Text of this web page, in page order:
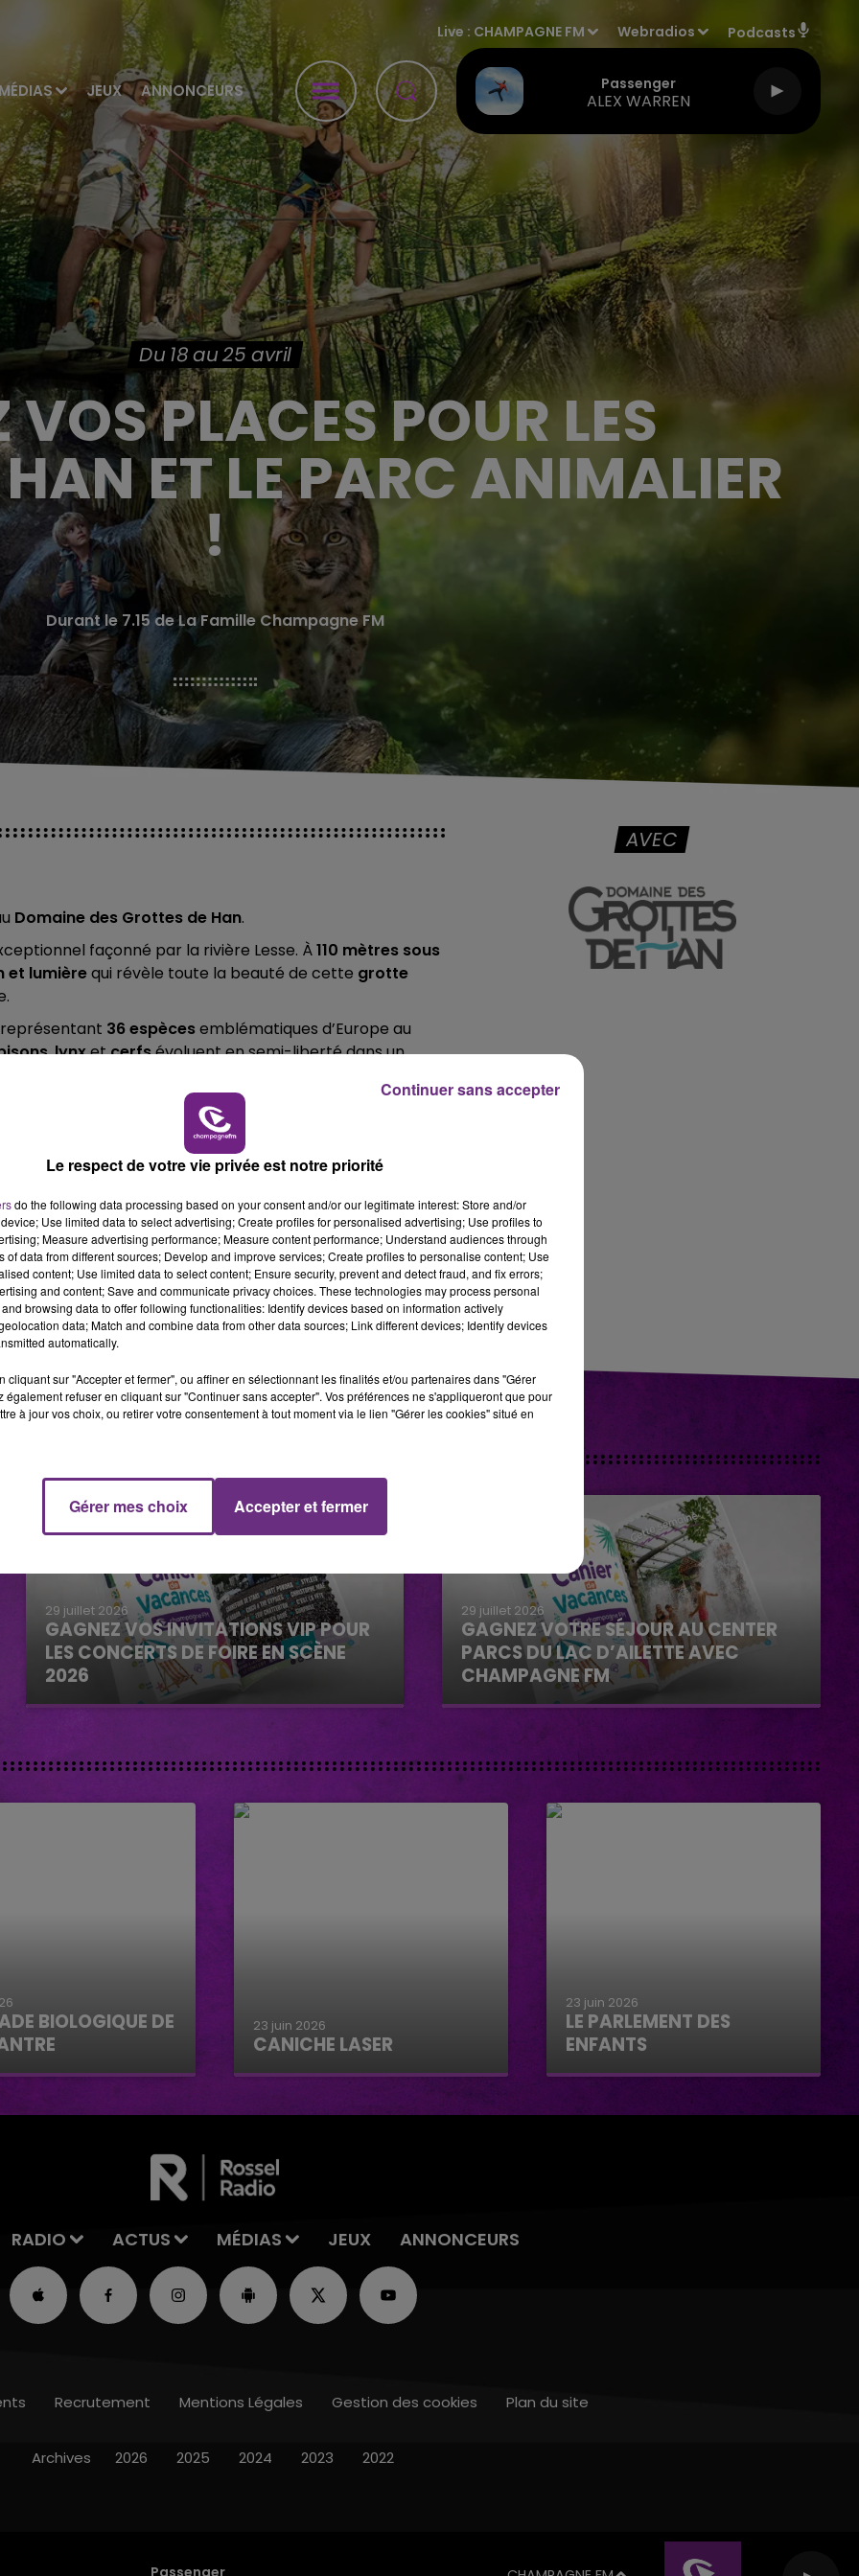
MÉDIAS JEUX ANNONCEURS
Live : CHAMPAGNE FM Webradios Podcasts
Passenger
ALEX WARREN
Du 18 au 25 avril
PLACES POUR LES
ET LE PARC ANIMALIER
!
Durant le 7.15 de La Famille Champagne FM
Domaine des Grottes de Han.
façonné par la rivière Lesse. À110 mètres sous
et lumièrequi révèle toute la beauté de cette grotte
représentant 36 espècesemblématiques d’Europe au
,lynxetcerfsévoluent en semi-liberté dans un
pour une expérience pleine de sensations, entre ciel
moment rare et magique où la nature révèle toute sa
de jeu énoncés par La Famille Champagne FM et si vous
26 47 08 08pour tenter votre chance !
AVEC
29 juillet 2026
GAGNEZ VOS INVITATIONS VIP POUR
LES CONCERTS DE FOIRE EN SCÈNE
2026
29 juillet 2026
GAGNEZ VOTRE SÉJOUR AU CENTER
PARCS DU LAC D’AILETTE AVEC
CHAMPAGNE FM
BIOLOGIQUE DE
biologique de
23 juin 2026
CANICHE LASER
Caniche Laser
23 juin 2026
LE PARLEMENT DES
ENFANTS
Le parlement des enfants
RADIO ACTUS MÉDIAS JEUX ANNONCEURS
Passenger
Recrutement Mentions Légales Gestion des cookies Plan du site
Archives 2026 2025 2024 2023 2022
Le respect de votre vie privée est notre priorité
do the following data processing based on your consent and/or our legitimate interest: Store and/or
Use limited data to select advertising; Create profiles for personalised advertising; Use profiles to
Measure advertising performance; Measure content performance; Understand audiences through
of data from different sources; Develop and improve services; Create profiles to personalise content; Use
content; Use limited data to select content; Ensure security, prevent and detect fraud, and fix errors;
and content; Save and communicate privacy choices. These technologies may process personal
browsing data to offer following functionalities: Identify devices based on information actively
data; Match and combine data from other data sources; Link different devices; Identify devices
automatically.
cliquant sur "Accepter et fermer", ou affiner en sélectionnant les finalités et/ou partenaires dans "Gérer
également refuser en cliquant sur "Continuer sans accepter". Vos préférences ne s'appliqueront que pour
à jour vos choix, ou retirer votre consentement à tout moment via le lien "Gérer les cookies" situé en
Gérer mes choix Accepter et fermer
Continuer sans accepter